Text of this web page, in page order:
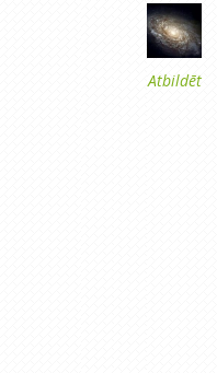
Atbildēt